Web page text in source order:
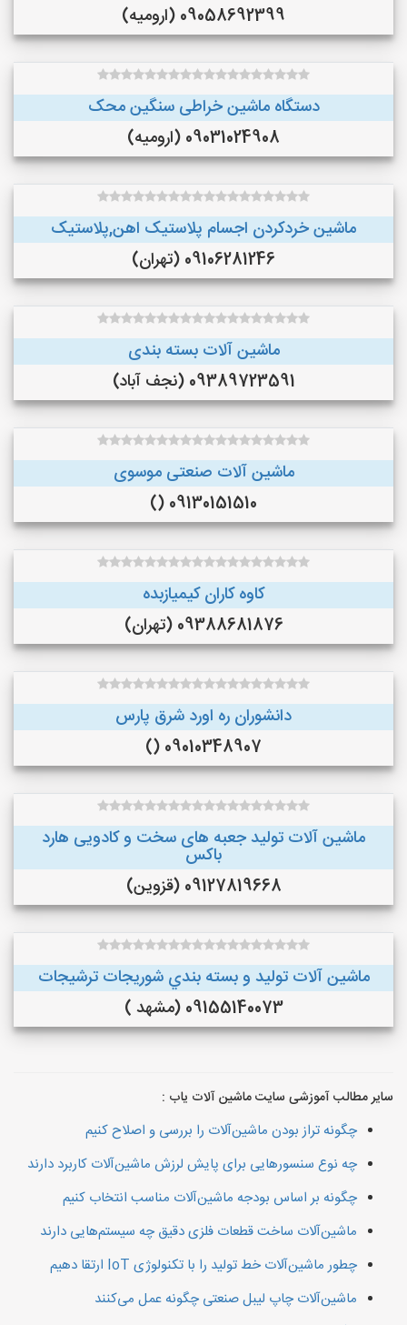
09058692399 (ارومیه)
دستگاه ماشین خراطی سنگین محک
09031024908 (ارومیه)
ماشین خردکردن اجسام پلاستیک اهن,پلاستیک
09106281246 (تهران)
ماشین آلات بسته بندی
09389723591 (نجف‌ آباد)
ماشین آلات صنعتی موسوی
09130151510 ()
کاوه کاران کیمیازبده
09388681876 (تهران)
دانشوران ره اورد شرق پارس
09010348907 ()
ماشین آلات تولید جعبه های سخت و کادویی هارد
باکس
09127819668 (قزوین)
ماشین آلات توليد و بسته بندي شوريجات ترشيجات
09155140073 (مشهد )
سایر مطالب آموزشی سایت ماشین آلات یاب :
چگونه تراز بودن ماشین‌آلات را بررسی و اصلاح کنیم
چه نوع سنسورهایی برای پایش لرزش ماشین‌آلات کاربرد دارند
چگونه بر اساس بودجه ماشین‌آلات مناسب انتخاب کنیم
ماشین‌آلات ساخت قطعات فلزی دقیق چه سیستم‌هایی دارند
چطور ماشین‌آلات خط تولید را با تکنولوژی IoT ارتقا دهیم
ماشین‌آلات چاپ لیبل صنعتی چگونه عمل می‌کنند